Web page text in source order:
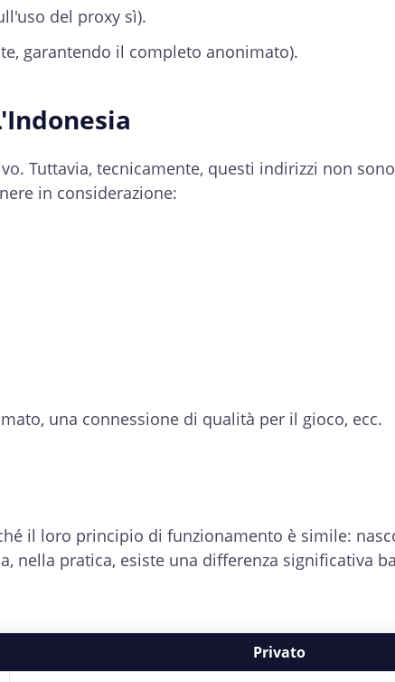
del proxy sì).
garantendo il completo anonimato).
Tuttavia, tecnicamente, questi indirizzi non
in considerazione:
una connessione di qualità per il gioco, ecc.
il loro principio di funzionamento è simile:
nella pratica, esiste una differenza significativa
Privato